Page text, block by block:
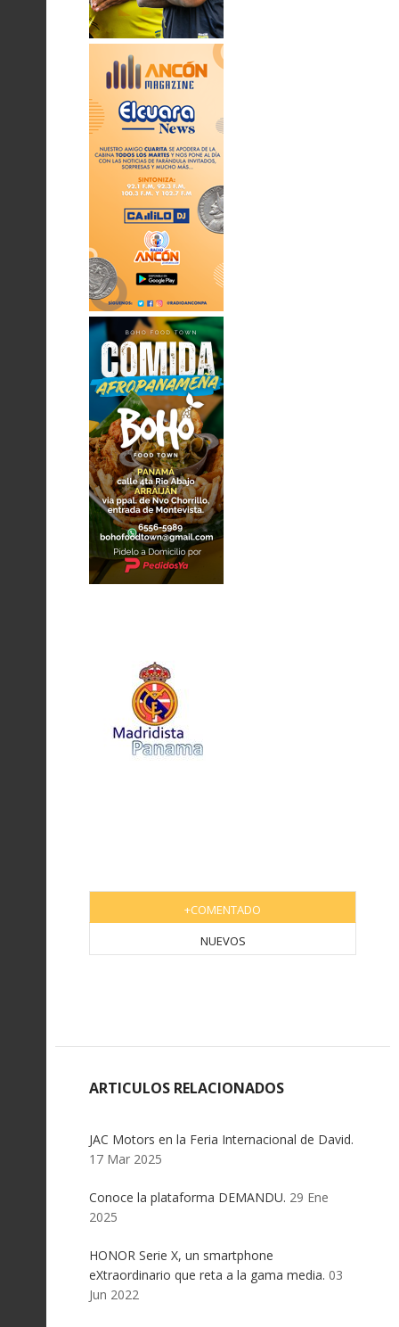
+COMENTADO
NUEVOS
ARTICULOS RELACIONADOS
JAC Motors en la Feria Internacional de David.
17 Mar 2025
Conoce la plataforma DEMANDU. 29 Ene
2025
HONOR Serie X, un smartphone
eXtraordinario que reta a la gama media. 03
Jun 2022